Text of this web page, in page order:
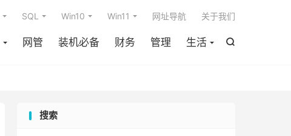

网管 装机必备 财务 管理 生活
SQL Win10 Win11 网址导航 关于我们
搜索